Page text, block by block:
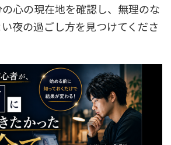
心の現在地を確認し、無理のな
夜の過ごし方を見つけてくださ